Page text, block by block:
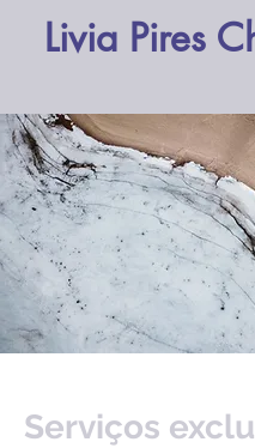
Livia Pires
​Serviços